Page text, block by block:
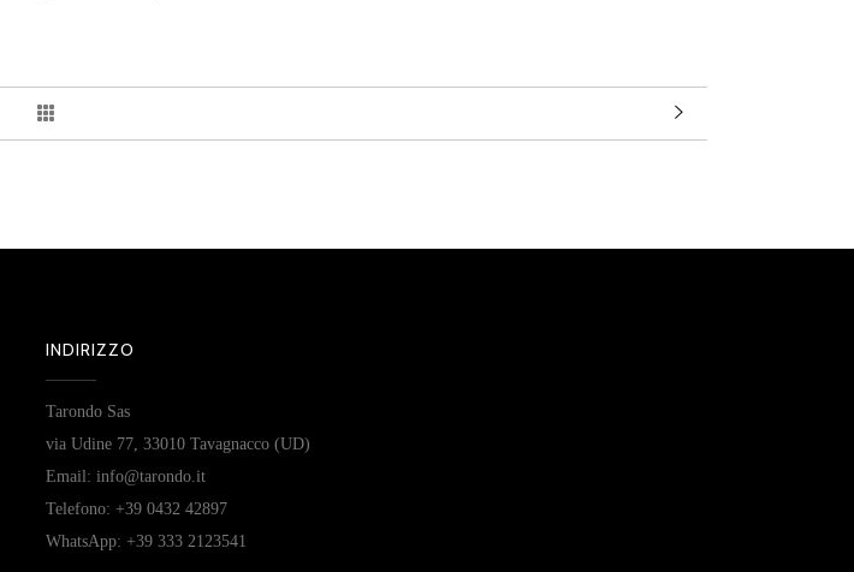
INDIRIZZO
Tarondo Sas
via Udine 77, 33010 Tavagnacco (UD)
Email: info@tarondo.it
Telefono: +39 0432 42897
WhatsApp: +39 333 2123541